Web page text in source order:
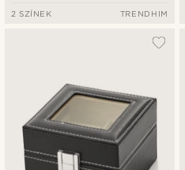
2 SZÍNEK TRENDHIM